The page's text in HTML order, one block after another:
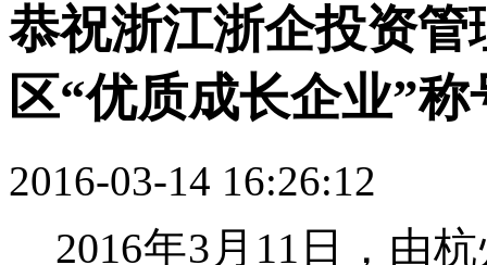
恭祝浙江浙企投资
区“优质成长企业”称
2016-03-14 16:26:12
2016年3月11日，由